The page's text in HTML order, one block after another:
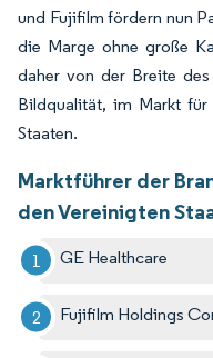
und Fujifilm fördern nun
die Marge ohne große
daher von der Breite
Bildqualität, im Markt für
Staaten.
Marktführer der
den Vereinigten
GE Healthcare
Fujifilm Holdings